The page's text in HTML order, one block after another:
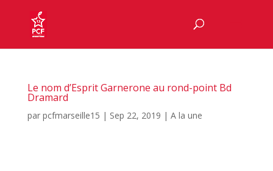
Le nom d’Esprit Garnerone au rond-point Bd
Dramard
par pcfmarseille15 | Sep 22, 2019 | A la une